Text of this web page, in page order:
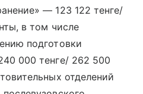
— 123 122 тенге/
в том числе
подготовки
000 тенге/ 262 500
отделений